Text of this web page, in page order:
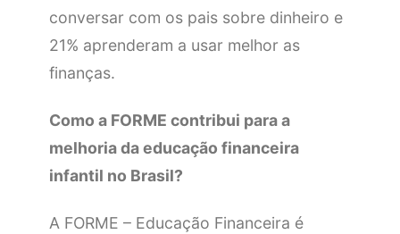
conversar com os pais sobre dinheiro e
21% aprenderam a usar melhor as
finanças.
Como a FORME contribui para a
melhoria da educação financeira
infantil no Brasil?
A FORME – Educação Financeira é